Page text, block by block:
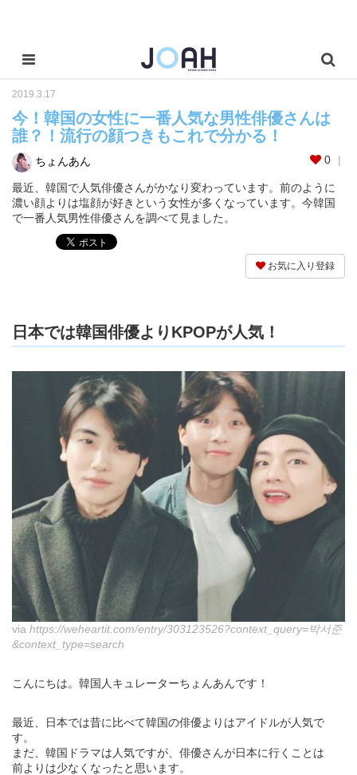
2019.3.17
今！韓国の女性に一番人気な男性俳優さんは
誰？！流行の顔つきもこれで分かる！
ちょんあん 0
最近、韓国で人気俳優さんがかなり変わっています。前のように
濃い顔よりは塩顔が好きという女性が多くなっています。今韓国
で一番人気男性俳優さんを調べて見ました。
お気に入り登録
日本では韓国俳優よりKPOPが人気！
via https://weheartit.com/entry/303123526?context_query=박서준
&context_type=search
こんにちは。韓国人キュレーターちょんあんです！
最近、日本では昔に比べて韓国の俳優よりはアイドルが人気で
す。
まだ、韓国ドラマは人気ですが、俳優さんが日本に行くことは
前よりは少なくなったと思います。